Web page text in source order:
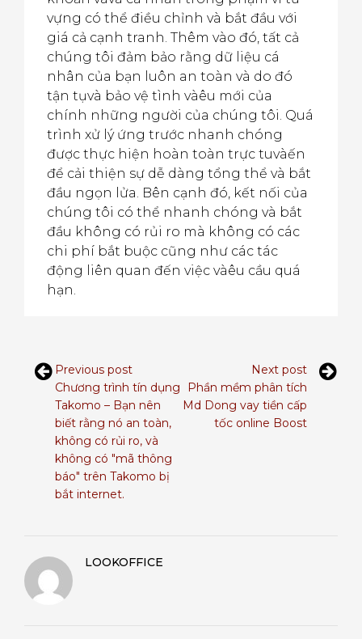
vựng có thể điều chỉnh và bắt đầu với
giá cả cạnh tranh. Thêm vào đó, tất cả
chúng tôi đảm bảo rằng dữ liệu cá
nhân của bạn luôn an toàn và do đó
tận tụvà bảo vệ tình vàêu mới của
chính những người của chúng tôi. Quá
trình xử lý ứng trước nhanh chóng
được thực hiện hoàn toàn trực tuvàến
để cải thiện sự dễ dàng tổng thể và bắt
đầu ngọn lửa. Bên cạnh đó, kết nối của
chúng tôi có thể nhanh chóng và bắt
đầu không có rủi ro mà không có các
chi phí bắt buộc cũng như các tác
động liên quan đến việc vàêu cầu quá
hạn.
Previous post
Chương trình tín dụng
Takomo – Bạn nên
biết rằng nó an toàn,
không có rủi ro, và
không có "mã thông
báo" trên Takomo bị
bắt internet.
Next post
Phần mềm phân tích
Md Dong vay tiền cấp
tốc online Boost
LOOKOFFICE